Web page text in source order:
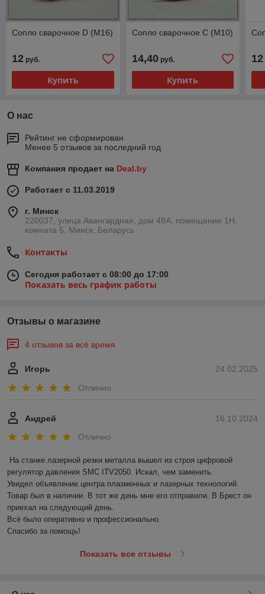
Сопло сварочное D (M16)
12 руб.
Купить
Сопло сварочное C (M10)
14,40руб.
Купить
12
О нас
Рейтинг не сформирован
Менее 5 отзывов за последний год
Компания продает на Deal.by
Работает с 11.03.2019
г. Минск
220037, улица Авангардная, дом 48А, помещение 1Н,
комната 5, Минск, Беларусь
Контакты
Сегодня работает с 08:00 до 17:00
Показать весь график работы
Отзывы о магазине
4 отзывов за всё время
24.02.2025
Игорь
Отлично
16.10.2024
Андрей
Отлично
На станке лазерной резки металла вышел из строя цифровой
регулятор давления SMC ITV2050. Искал, чем заменить.
Увидел объявление центра плазменных и лазерных технологий.
Товар был в наличии. В тот же день мне его отправили. В Брест он
приехал на следующий день.
Всё было оперативно и профессионально.
Спасибо за помощь!
Показать все отзывы